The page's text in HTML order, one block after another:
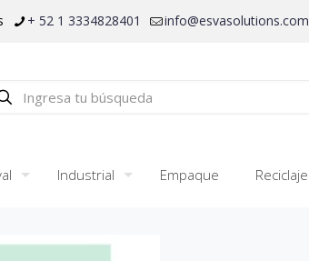
+ 52 1 3334828401 info@esvasolutions.com
Industrial Empaque Reciclaje